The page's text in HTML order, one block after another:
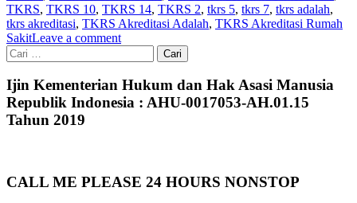
TKRS, TKRS 10, TKRS 14, TKRS 2, tkrs 5, tkrs 7, tkrs adalah,
tkrs akreditasi, TKRS Akreditasi Adalah, TKRS Akreditasi Rumah
SakitLeave a comment
Cari
untuk:
Ijin Kementerian Hukum dan Hak Asasi Manusia
Republik Indonesia : AHU-0017053-AH.01.15
Tahun 2019
CALL ME PLEASE 24 HOURS NONSTOP